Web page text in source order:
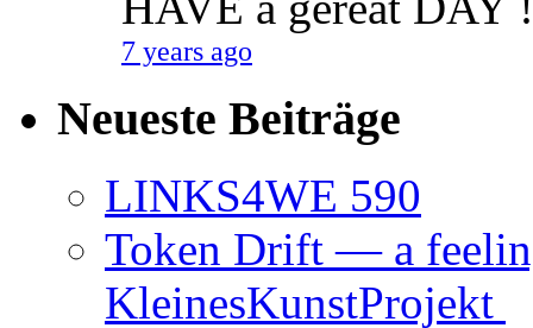
7 years ago
Neueste Beiträge
LINKS4WE 590
Token Drift — a
KleinesKunstProjekt